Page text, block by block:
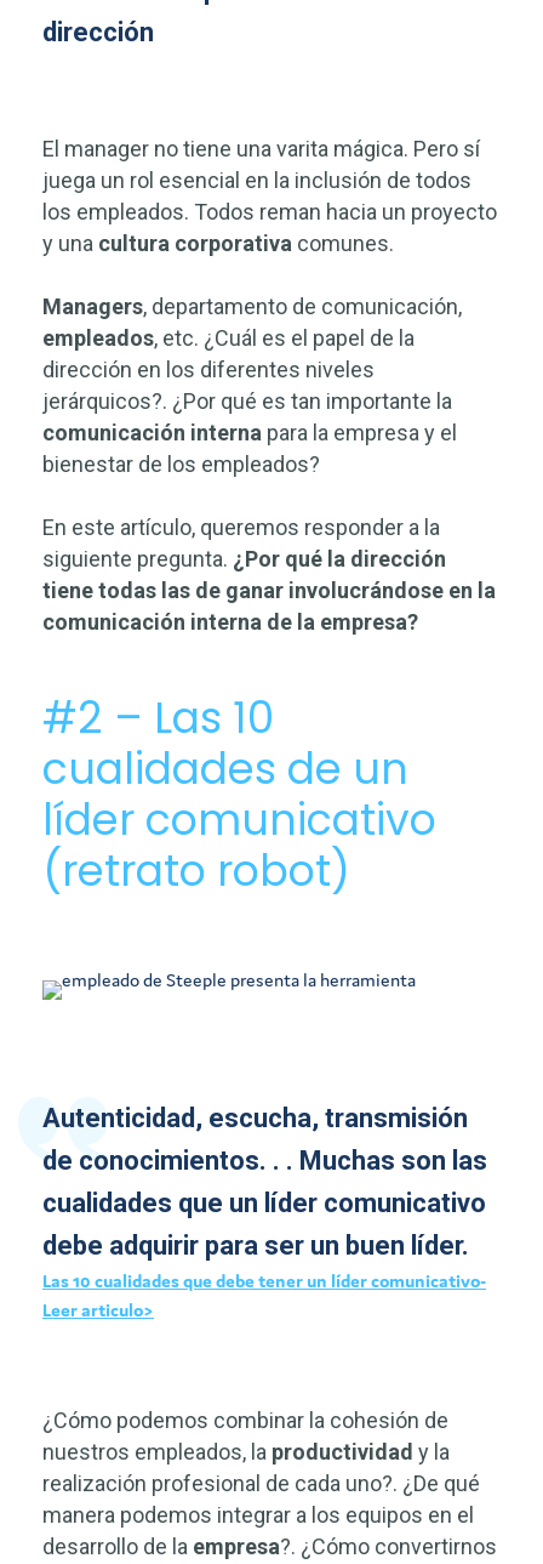
dirección
El manager no tiene una varita mágica. Pero sí
juega un rol esencial en la inclusión de todos
los empleados. Todos reman hacia un proyecto
y una cultura corporativa comunes.
Managers, departamento de comunicación,
empleados, etc. ¿Cuál es el papel de la
dirección en los diferentes niveles
jerárquicos?. ¿Por qué es tan importante la
comunicación interna para la empresa y el
bienestar de los empleados?
En este artículo, queremos responder a la
siguiente pregunta. ¿Por qué la dirección
tiene todas las de ganar involucrándose en la
comunicación interna de la empresa?
#2 – Las 10
cualidades de un
líder comunicativo
(retrato robot)
Autenticidad, escucha, transmisión
de conocimientos. . . Muchas son las
cualidades que un líder comunicativo
debe adquirir para ser un buen líder.
Las 10 cualidades que debe tener un líder comunicativo-
Leer articulo>
¿Cómo podemos combinar la cohesión de
nuestros empleados, la productividad y la
realización profesional de cada uno?. ¿De qué
manera podemos integrar a los equipos en el
desarrollo de la empresa?. ¿Cómo convertirnos